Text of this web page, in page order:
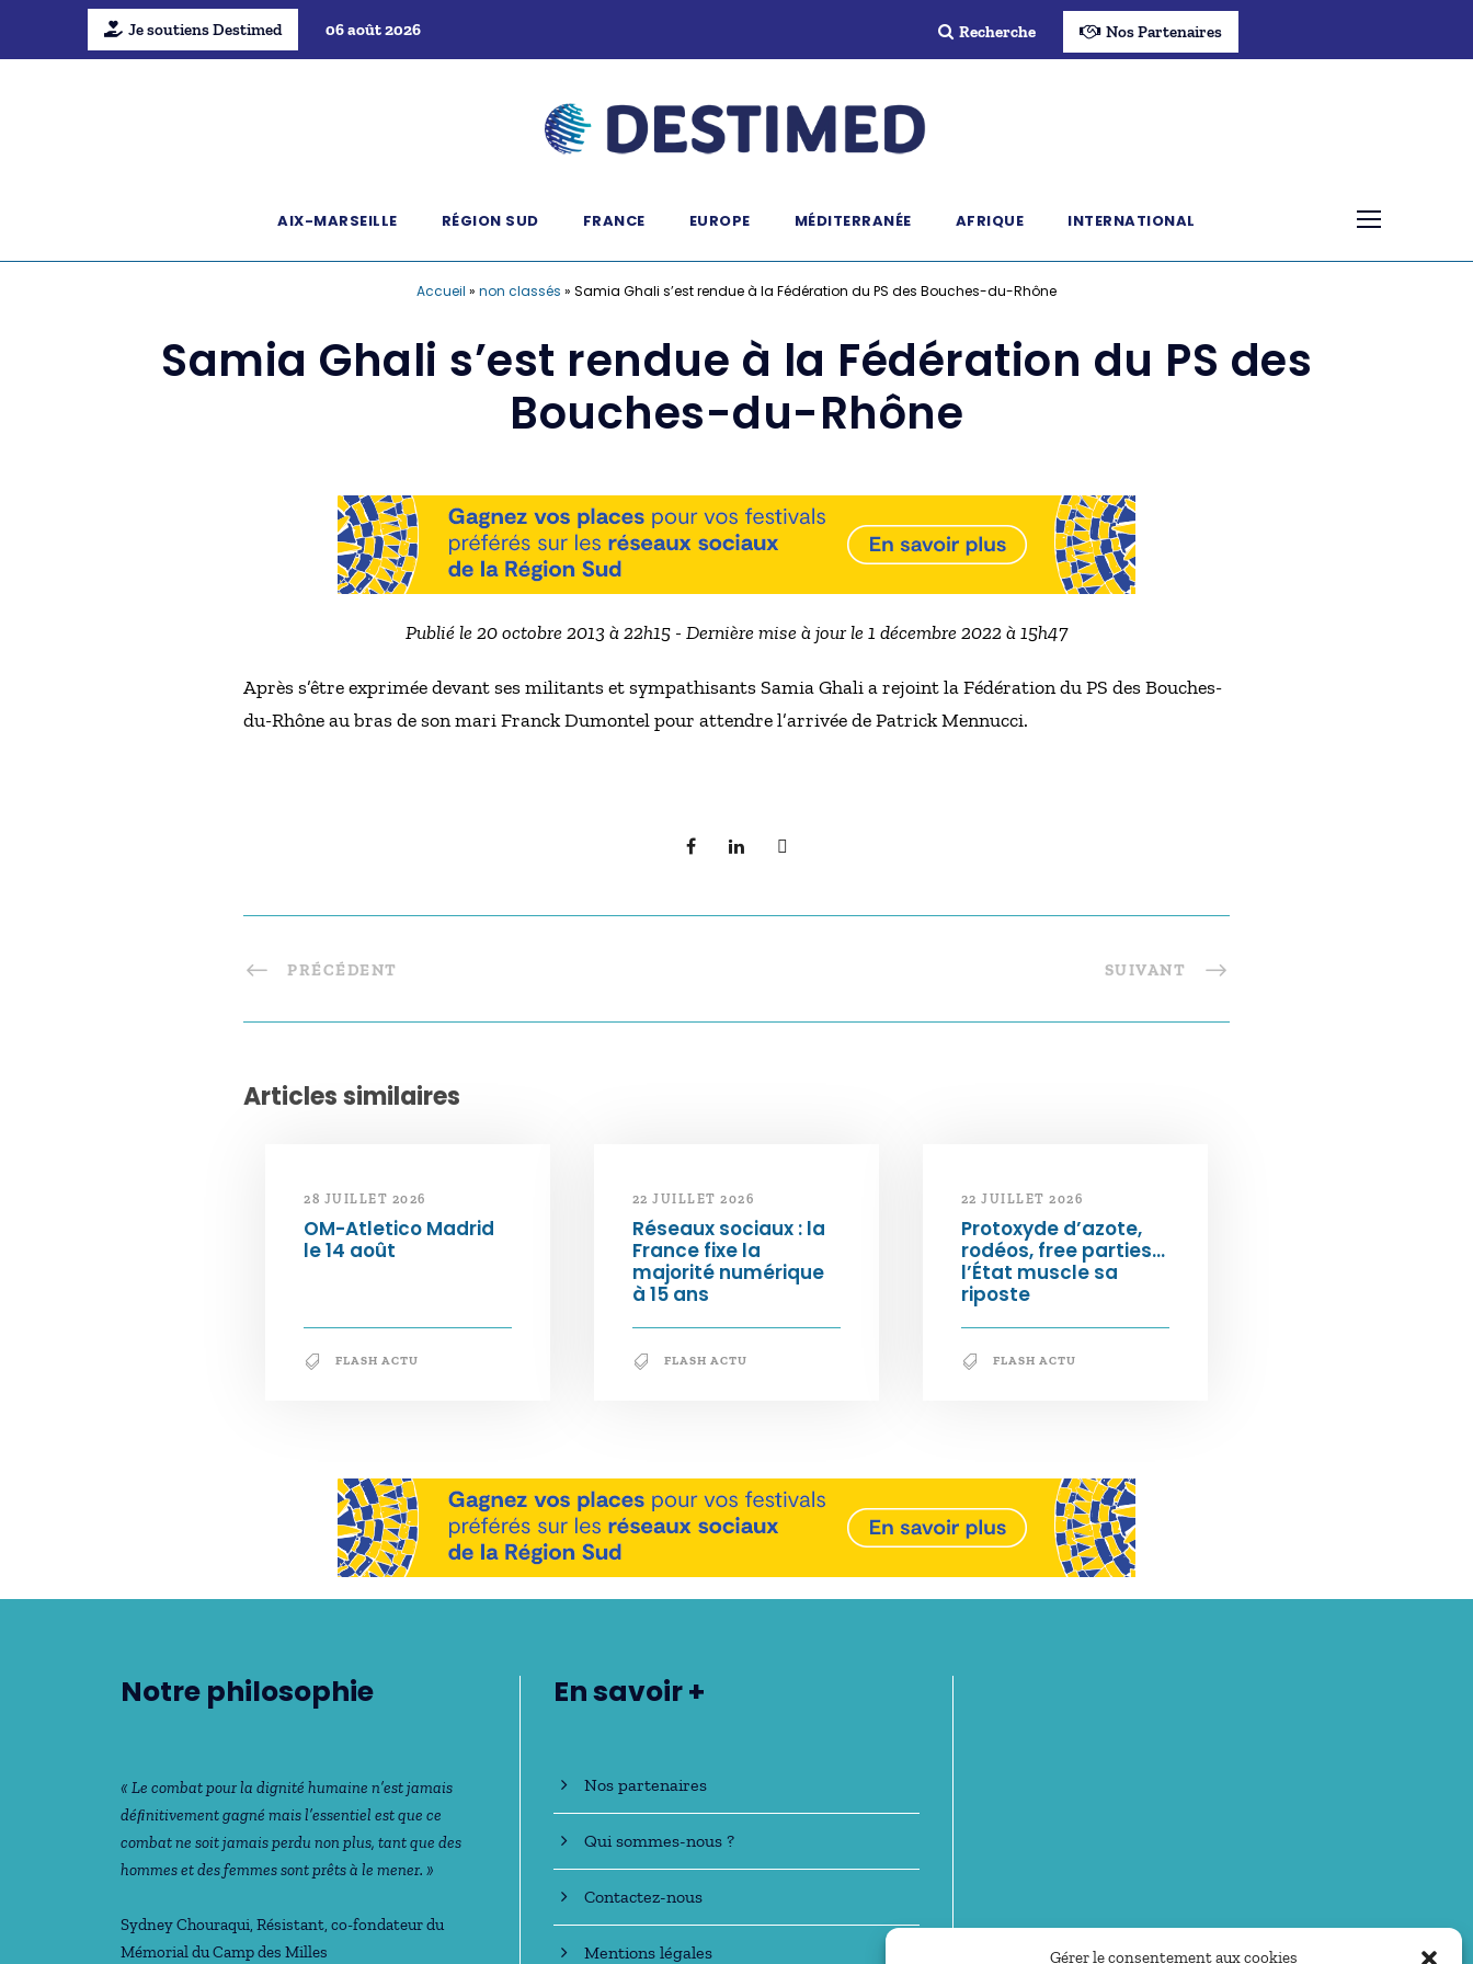
Gérer le consentement aux cookies
Je soutiens Destimed 06 août 2026 Recherche Nos Partenaires
AIX-MARSEILLE RÉGION SUD FRANCE EUROPE MÉDITERRANÉE AFRIQUE INTERNATIONAL
Accueil » non classés » Samia Ghali s’est rendue à la Fédération du PS des Bouches-du-Rhône
Samia Ghali s’est rendue à la Fédération du PS des
Bouches-du-Rhône
Publié le 20 octobre 2013 à 22h15 - Dernière mise à jour le 1 décembre 2022 à 15h47
Après s’être exprimée devant ses militants et sympathisants Samia Ghali a rejoint la Fédération du PS des Bouches-
du-Rhône au bras de son mari Franck Dumontel pour attendre l’arrivée de Patrick Mennucci.
PRÉCÉDENT SUIVANT
Articles similaires
28 JUILLET 2026
OM-Atletico Madrid
le 14 août
FLASH ACTU
22 JUILLET 2026
Réseaux sociaux : la
France fixe la
majorité numérique
à 15 ans
FLASH ACTU
22 JUILLET 2026
Protoxyde d’azote,
rodéos, free parties…
l’État muscle sa
riposte
FLASH ACTU
Notre philosophie
« Le combat pour la dignité humaine n’est jamais
déﬁnitivement gagné mais l’essentiel est que ce
combat ne soit jamais perdu non plus, tant que des
hommes et des femmes sont prêts à le mener. »
Sydney Chouraqui, Résistant, co-fondateur du
Mémorial du Camp des Milles
En savoir +
Nos partenaires
Qui sommes-nous ?
Contactez-nous
Mentions légales